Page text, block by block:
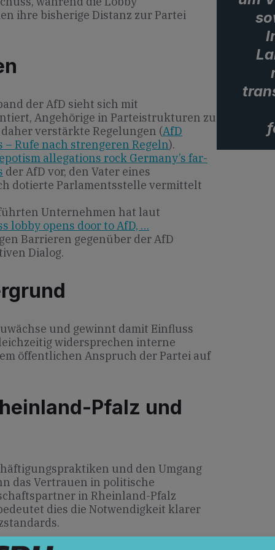
ihre bisherige Distanz zur Partei
der AfD sieht sich mit
Angehörige in Parteistrukturen zu
verstärkte Regelungen (AfD
Rufe nach strengeren Regeln).
allegations rock Germany’s far-
der AfD vor, den Vater eines
dotierte Parlamentsstelle vermittelt
Unternehmen hat laut
lobby opens door to AfD, …
Barrieren gegenüber der AfD
Dialog.
und gewinnt damit Einfluss
widersprechen interne
öffentlichen Anspruch der Partei auf
Pfalz und
und den Umgang
das Vertrauen in politische
in Rheinland-Pfalz
dies die Notwendigkeit klarer